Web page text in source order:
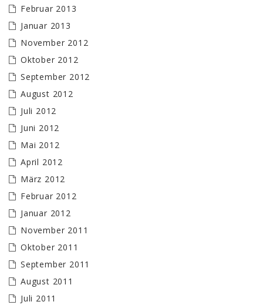
Februar 2013
Januar 2013
November 2012
Oktober 2012
September 2012
August 2012
Juli 2012
Juni 2012
Mai 2012
April 2012
März 2012
Februar 2012
Januar 2012
November 2011
Oktober 2011
September 2011
August 2011
Juli 2011